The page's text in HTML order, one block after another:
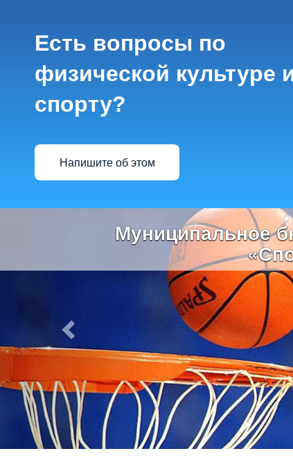
Есть вопросы по
физической культуре
спорту?
Напишите об этом
Муниципальное